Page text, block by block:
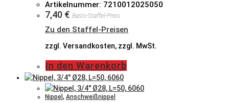
Artikelnummer: 7210012025050
7,40 € Basis-Staffel-Preis
Zu den Staffel-Preisen
zzgl. Versandkosten, zzgl. MwSt.
In den Warenkorb
Nippel , Anschweißnippel